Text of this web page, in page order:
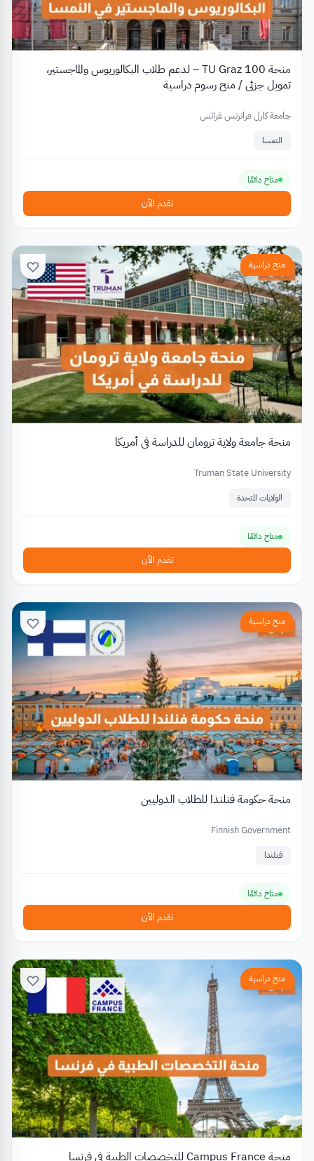
منحة TU Graz 100 – لدعم طلاب البكالوريوس والماجستير،
تمويل جزئي / منح رسوم دراسية
جامعة كارل فرانزنس غراتس
النمسا
متاح دائمًا
تقدم الآن
منح دراسية
منحة جامعة ولاية ترومان للدراسة في أمريكا
Truman State University
الولايات المتحدة
متاح دائمًا
تقدم الآن
منح دراسية
منحة حكومة فنلندا للطلاب الدوليين
Finnish Government
فنلندا
متاح دائمًا
تقدم الآن
منح دراسية
منحة Campus France للتخصصات الطبية في فرنسا